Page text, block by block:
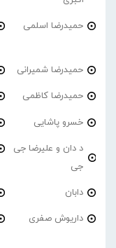
حمیدرضا اسلمی
حمیدرضا شمیرانی
حمیدرضا کاظمی
خسرو پاشایی
د دان و علیرضا جی
جی
دابان
داریوش صفری